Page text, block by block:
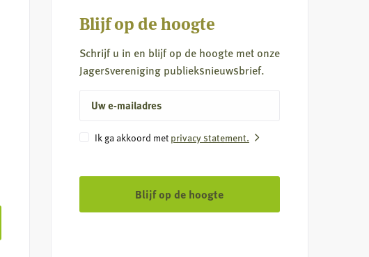
Blijf op de hoogte
Schrijf u in en blijf op de hoogte met onze
Jagersvereniging publieksnieuwsbrief.
mailadres
Instemming
Ik ga akkoord met privacy statement.